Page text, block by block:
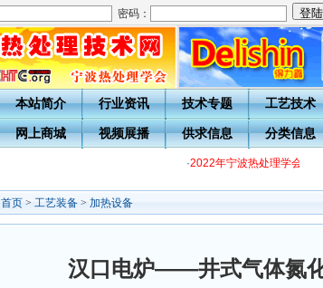
密码：
本站简介 行业资讯 技术专题 工艺技术
网上商城 视频展播 供求信息 分类信息
2022年宁波热处理学会各级
首页 > 工艺装备 > 加热设备
汉口电炉——井式气体氮